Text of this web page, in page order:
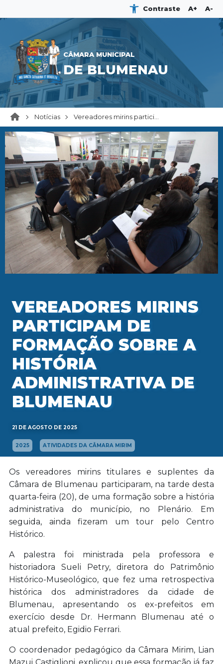
Contraste A+ A-
CÂMARA MUNICIPAL
DE BLUMENAU
Notícias Vereadores mirins partici...
VEREADORES MIRINS
PARTICIPAM DE
FORMAÇÃO SOBRE A
HISTÓRIA
ADMINISTRATIVA DE
BLUMENAU
21 DE AGOSTO DE 2025
2025 ATIVIDADES DA CÂMARA MIRIM
Os vereadores mirins titulares e suplentes da
Câmara de Blumenau participaram, na tarde desta
quarta-feira (20), de uma formação sobre a história
administrativa do município, no Plenário. Em
seguida, ainda fizeram um tour pelo Centro
Histórico.
A palestra foi ministrada pela professora e
historiadora Sueli Petry, diretora do Patrimônio
Histórico-Museológico, que fez uma retrospectiva
histórica dos administradores da cidade de
Blumenau, apresentando os ex-prefeitos em
exercício desde Dr. Hermann Blumenau até o
atual prefeito, Egidio Ferrari.
O coordenador pedagógico da Câmara Mirim, Lian